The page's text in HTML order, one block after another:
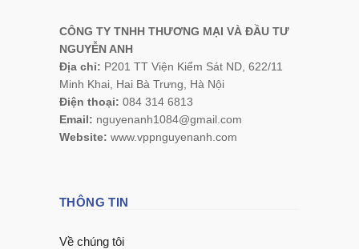
CÔNG TY TNHH THƯƠNG MẠI VÀ ĐẦU TƯ
NGUYỄN ANH
Địa chỉ: P201 TT Viện Kiểm Sát ND, 622/11
Minh Khai, Hai Bà Trưng, Hà Nội
Điện thoại: 084 314 6813
Email: nguyenanh1084@gmail.com
Website: www.vppnguyenanh.com
THÔNG TIN
Về chúng tôi